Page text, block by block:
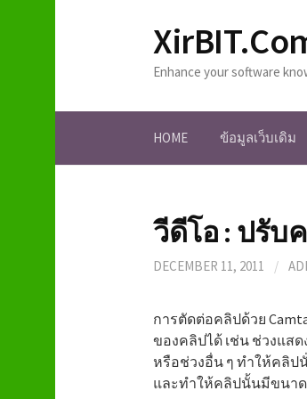
o
Enhance your software
HOME ข้อมูลเว็บเดิม
วีดีโอ : ปรับ
DECEMBER 11, 2011 /
การตัดต่อคลิปด้วย
ของคลิปได้ เช่น ช่วงแส
หรือช่วงอื่น ๆ ทำให้คลิป
และทำให้คลิปนั้นมีขนาด